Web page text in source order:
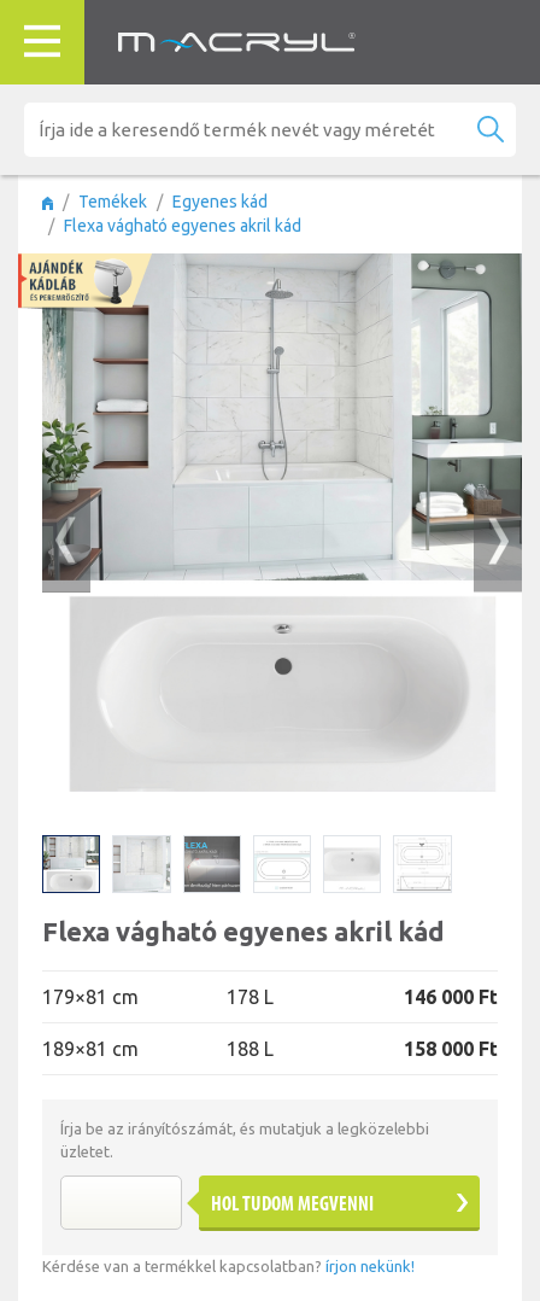
Temékek
Egyenes kád
Flexa vágható egyenes akril kád
Flexa vágható egyenes akril kád
179×81 cm 178 L 146 000 Ft
189×81 cm 188 L 158 000 Ft
Írja be az irányítószámát, és mutatjuk a legközelebbi
üzletet.
HOL TUDOM MEGVENNI
Kérdése van a termékkel kapcsolatban? írjon nekünk!